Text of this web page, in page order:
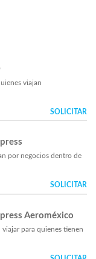
viajan
SOLICITAR
por negocios dentro de
SOLICITAR
Aeroméxico
para quienes tienen